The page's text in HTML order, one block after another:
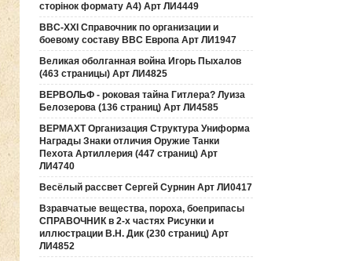
сторінок формату А4) Арт ЛИ4449
ВВС-ХХI Справочник по организации и
боевому составу ВВС Европа Арт ЛИ1947
Великая оболганная война Игорь Пыхалов
(463 страницы) Арт ЛИ4825
ВЕРВОЛЬФ - роковая тайна Гитлера? Луиза
Белозерова (136 страниц) Арт ЛИ4585
ВЕРМАХТ Организация Структура Униформа
Награды Знаки отличия Оружие Танки
Пехота Артиллерия (447 страниц) Арт
ЛИ4740
Весёлый рассвет Сергей Сурнин Арт ЛИ0417
Взравчатые вещества, пороха, боеприпасы
СПРАВОЧНИК в 2-х частях Рисунки и
иллюстрации В.Н. Дик (230 страниц) Арт
ЛИ4852